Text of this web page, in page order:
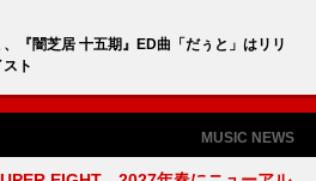
『闇芝居 十五期』ED曲「だぅと」はリリ
ト
MUSIC NEWS